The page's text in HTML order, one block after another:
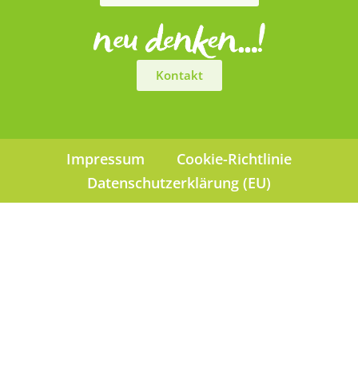
Kontakt
Impressum
Cookie-Richtlinie
Datenschutzerklärung (EU)